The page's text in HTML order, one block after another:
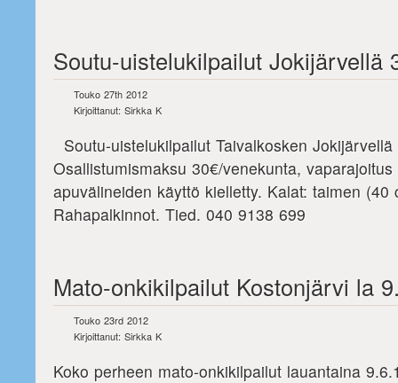
Soutu-uistelukilpailut Jokijärvellä
Touko 27th 2012
Kirjoittanut: Sirkka K
Soutu-uistelukilpailut Taivalkosken
Osallistumismaksu 30€/venekunta,
apuvälineiden käyttö kielletty. Kalat: taimen (40
Rahapalkinnot. Tied. 040 9138 699
Mato-onkikilpailut Kostonjärvi la
Touko 23rd 2012
Kirjoittanut: Sirkka K
Koko perheen mato-onkikilpailut lauantaina